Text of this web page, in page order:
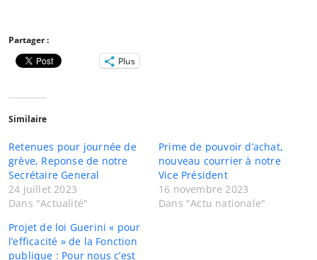
Partager :
Plus
Similaire
Retenues pour journée de
grève, Reponse de notre
Secrétaire General
24 juillet 2023
Dans "Actualité"
Prime de pouvoir d’achat,
nouveau courrier à notre
Vice Président
16 novembre 2023
Dans "Actu nationale"
Projet de loi Guerini « pour
l’efficacité » de la Fonction
publique : Pour nous c’est